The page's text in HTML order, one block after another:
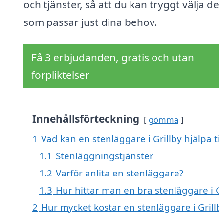
och tjänster, så att du kan tryggt välja
som passar just dina behov.
Få 3 erbjudanden, gratis och utan
förpliktelser
Innehållsförteckning gömma
1 Vad kan en stenläggare i Grillby hjälpa
1.1 Stenläggningstjänster
1.2 Varför anlita en stenläggare?
1.3 Hur hittar man en bra stenläggare i
2 Hur mycket kostar en stenläggare i